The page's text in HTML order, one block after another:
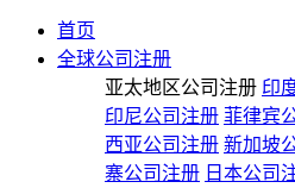
首页
全球公司注册
亚太地区公司注册 印
印尼公司注册 菲律宾
西亚公司注册 新加坡
寨公司注册 日本公司